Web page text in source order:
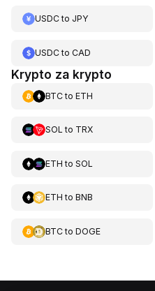
USDCto JPY
USDCto CAD
Krypto za krypto
BTCto ETH
SOL to TRX
ETH to SOL
ETH to BNB
BTCto DOGE